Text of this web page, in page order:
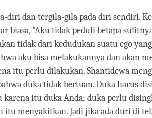
diri dan tergila-gila pada diri sendiri.
biasa, "Aku tidak peduli betapa
tidak dari kedudukan suatu ego yang
aku bisa melakukannya dan akan
itu perlu dilakukan. Shantidewa
duka tidak bertuan. Duka harus
karena itu duka Anda; duka perlu
itu menyakitkan. Jadi jika ada duri di